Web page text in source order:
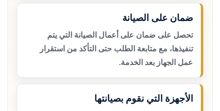
ضمان على الصيانة
تحصل على ضمان على أعمال الصيانة التي يتم
تنفيذها، مع متابعة الطلب حتى التأكد من استقرار
عمل الجهاز بعد الخدمة.
الأجهزة التي نقوم بصيانتها